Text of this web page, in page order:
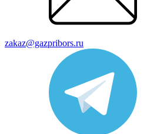
zakaz@gazpribors.ru